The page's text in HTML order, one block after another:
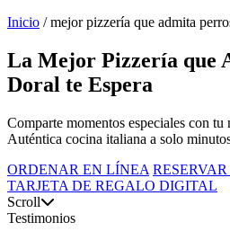
Inicio / mejor pizzería que admita
La Mejor Pizzería que
Doral te Espera
Comparte momentos especiales con tu
Auténtica cocina italiana a solo
ORDENAR EN LÍNEA
TARJETA DE REGALO DIGITAL
Scroll
Testimonios